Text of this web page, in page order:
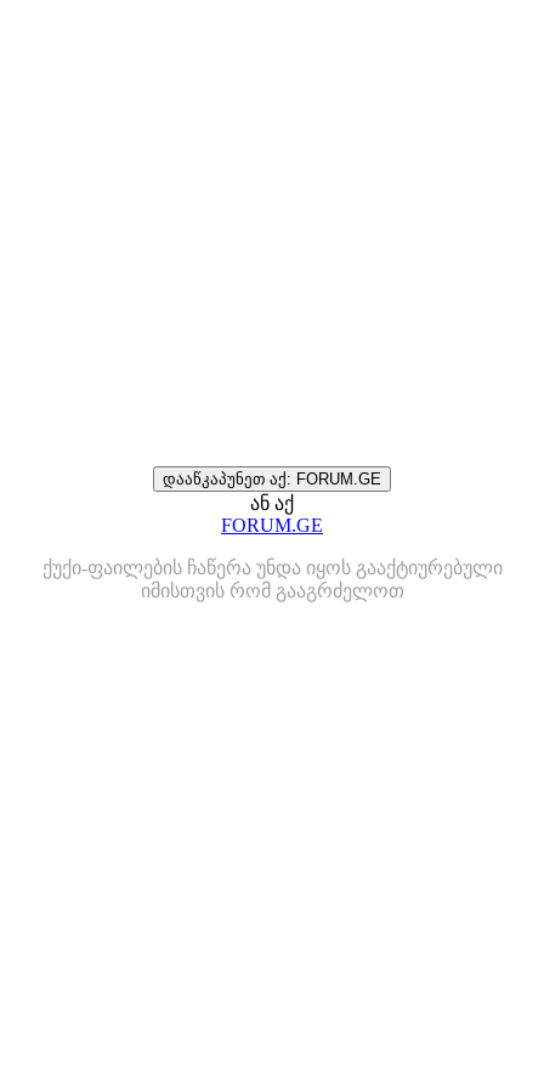
დააწკაპუნეთ აქ: FORUM.GE
ან აქ
FORUM.GE
ქუქი-ფაილების ჩაწერა უნდა იყოს გააქტიურებული
იმისთვის რომ გააგრძელოთ